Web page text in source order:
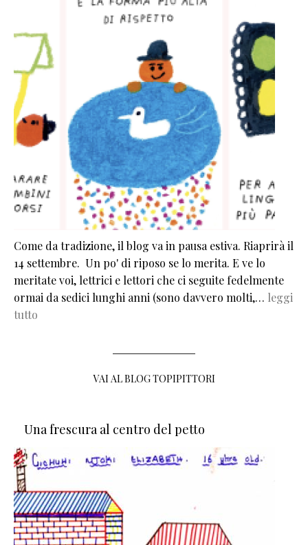
Come da tradizione, il blog va in pausa estiva. Riaprirà il
14 settembre. Un po' di riposo se lo merita. E ve lo
meritate voi, lettrici e lettori che ci seguite fedelmente
ormai da sedici lunghi anni (sono davvero molti,… leggi
tutto
VAI AL BLOG TOPIPITTORI
Una frescura al centro del petto